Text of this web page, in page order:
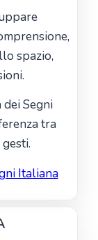
spazio,
Segni
tra
Italiana